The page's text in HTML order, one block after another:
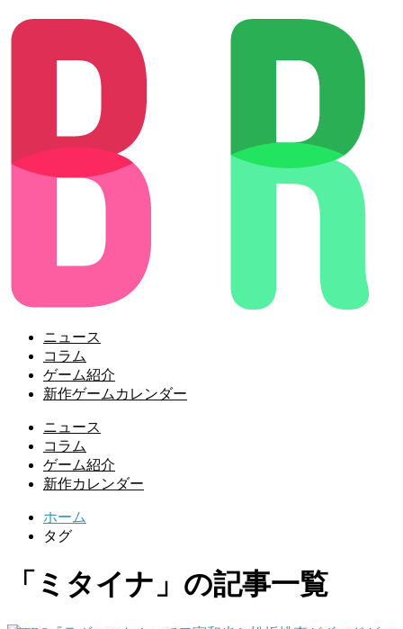
ニュース
コラム
ゲーム紹介
新作ゲームカレンダー
ニュース
コラム
ゲーム紹介
新作カレンダー
ホーム
タグ
「ミタイナ」の記事一覧